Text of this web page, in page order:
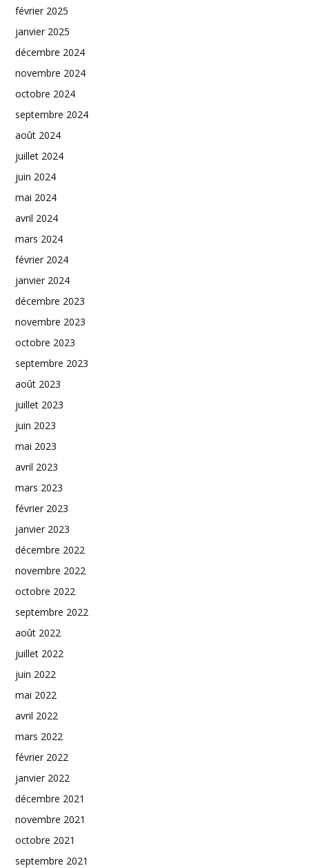
février 2025
janvier 2025
décembre 2024
novembre 2024
octobre 2024
septembre 2024
août 2024
juillet 2024
juin 2024
mai 2024
avril 2024
mars 2024
février 2024
janvier 2024
décembre 2023
novembre 2023
octobre 2023
septembre 2023
août 2023
juillet 2023
juin 2023
mai 2023
avril 2023
mars 2023
février 2023
janvier 2023
décembre 2022
novembre 2022
octobre 2022
septembre 2022
août 2022
juillet 2022
juin 2022
mai 2022
avril 2022
mars 2022
février 2022
janvier 2022
décembre 2021
novembre 2021
octobre 2021
septembre 2021